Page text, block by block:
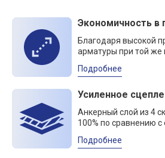
Экономичность в
Благодаря высокой
арматуры при той же
Подробнее
Усиленное
Анкерный слой из 4
100% по сравнению
Подробнее